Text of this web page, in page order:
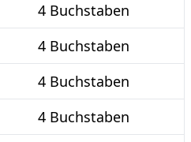
4 Buchstaben
4 Buchstaben
4 Buchstaben
4 Buchstaben